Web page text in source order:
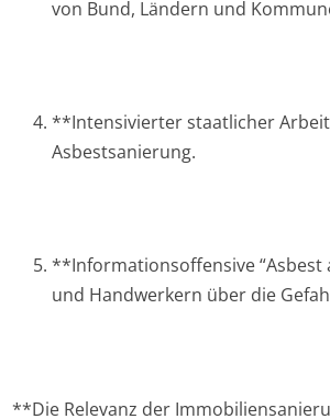
von Bund, Ländern und
**Intensivierter staatlicher
Asbestsanierung.
**Informationsoffensive “Asbest
und Handwerkern über die
**Die Relevanz der